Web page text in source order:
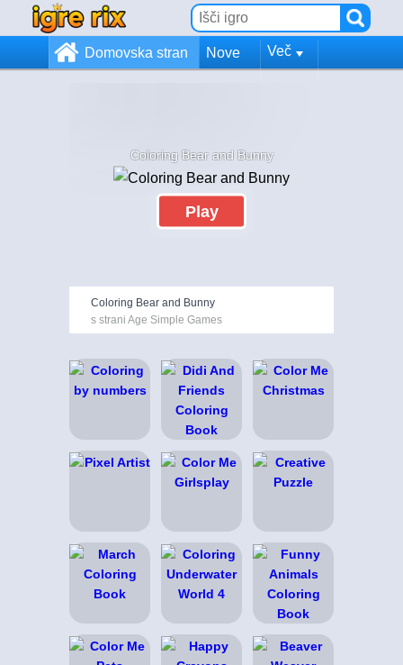
Domovska stran Nove Več
Coloring Bear and Bunny
Play
Coloring Bear and Bunny
s strani Age Simple Games